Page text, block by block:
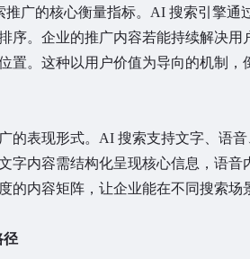
推广的核心衡量指标。AI 搜索引擎通
序。企业的推广内容若能持续解决
置。这种以用户价值为导向的机制，
的表现形式。AI 搜索支持文字、语
字内容需结构化呈现核心信息，语
的内容矩阵，让企业能在不同搜索场
径